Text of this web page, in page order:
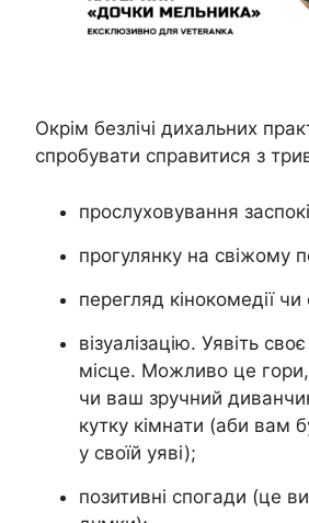
Окрім безлічі дихальних
спробувати справитися з
прослуховування
прогулянку на свіжому
перегляд кінокомедії
візуалізацію. Уявіть
місце. Можливо це
чи ваш зручний
кутку кімнати (аби вам
у своїй уяві);
позитивні спогади (це